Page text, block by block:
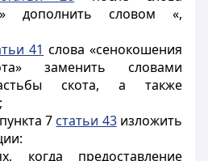
дополнить словом «,
41 слова «сенокошения
заменить словами
скота, а также
7 статьи 43изложить
когда предоставление